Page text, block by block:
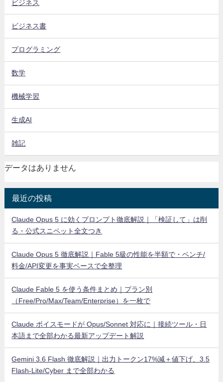
ビジネス
ビジネス書
プログラミング
数学
機械学習
生成AI
雑記
データはありません
最近の投稿
Claude Opus 5 に効くプロンプト徹底解説｜「検証して」は削
る・公式スニペット全文つき
Claude Opus 5 徹底解説｜Fable 5級の性能を半額で・ベンチ/
料金/API変更を事実ベースで全整理
Claude Fable 5 を使う条件まとめ｜プラン別
（Free/Pro/Max/Team/Enterprise）を一枚で
Claude ボイスモードが Opus/Sonnet 対応に｜接続ツール・日
本語まで全部わかる最新アップデート解説
Gemini 3.6 Flash 徹底解説｜出力トークン17%減＋値下げ、3.5
Flash-Lite/Cyber まで全部わかる